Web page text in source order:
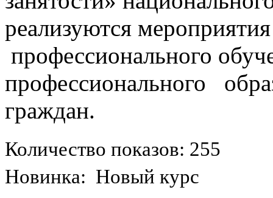
реализуются
профессионального
профессионального
граждан.
Количество показов: 255
Новинка: Новый курс